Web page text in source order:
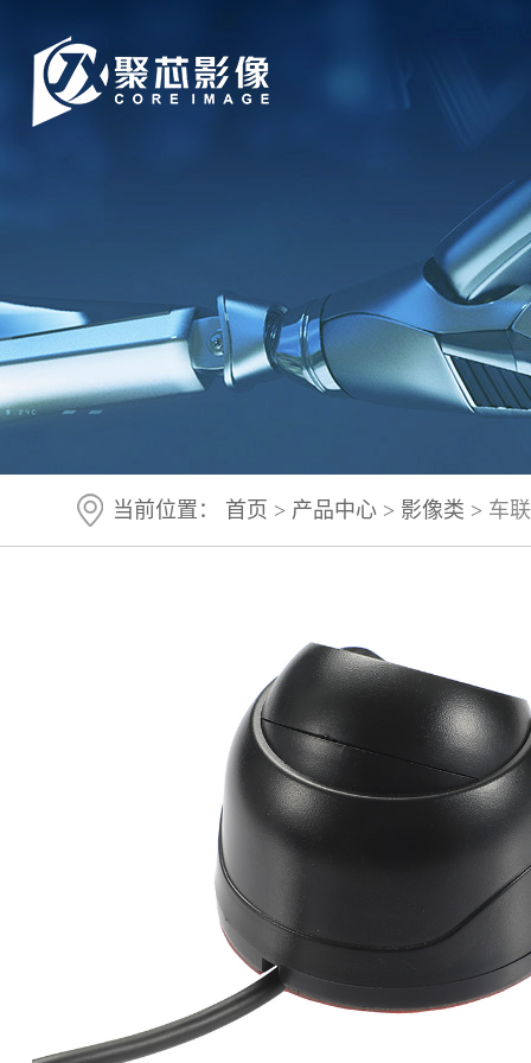
当前位置： 首页 > 产品中心 > 影像类 > 车